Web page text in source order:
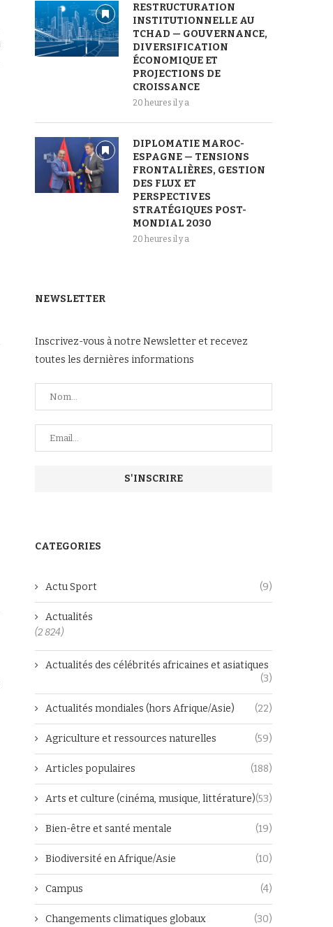
RESTRUCTURATION
INSTITUTIONNELLE AU
TCHAD — GOUVERNANCE,
DIVERSIFICATION
ÉCONOMIQUE ET
PROJECTIONS DE
CROISSANCE
20 heures il y a
DIPLOMATIE MAROC-
ESPAGNE — TENSIONS
FRONTALIÈRES, GESTION
DES FLUX ET
PERSPECTIVES
STRATÉGIQUES POST-
MONDIAL 2030
20 heures il y a
NEWSLETTER
Inscrivez-vous à notre Newsletter et recevez
toutes les dernières informations
CATEGORIES
Actu Sport (9)
Actualités
(2 824)
Actualités des célébrités africaines et asiatiques
(3)
Actualités mondiales (hors Afrique/Asie) (22)
Agriculture et ressources naturelles (59)
Articles populaires (188)
Arts et culture (cinéma, musique, littérature)(53)
Bien-être et santé mentale (19)
Biodiversité en Afrique/Asie (10)
Campus (4)
Changements climatiques globaux (30)